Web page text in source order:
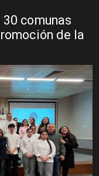
comunas
de la